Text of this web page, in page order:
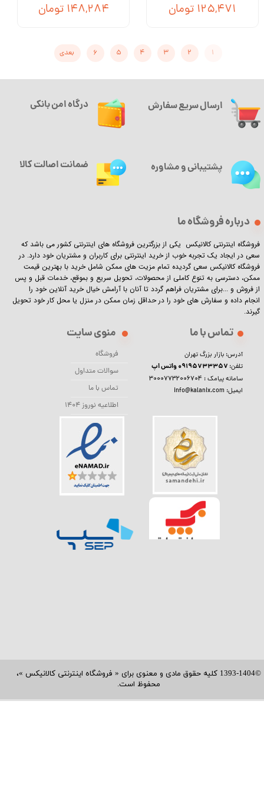
۱۲۵,۴۷۱ تومان ۱۴۸,۲۸۴ تومان
۱ ۲ ۳ ۴ ۵ ۶ بعدی
©1393-1404 کلیه حقوق مادی و معنوی برای « فروشگاه اینترنتی کالانیکس »،
محفوظ است.​​​​​​​
ارسال سریع سفارش
درباره فروشگاه ما
فروشگاه اینترنتی کالانیکس یکی از بزرگترین فروشگاه های اینترنتی کشور می باشد که
سعی در ایجاد یک تجربه خوب از خرید اینترنتی برای کاربران و مشتریان خود دارد. در
فروشگاه کالانیکس سعی گردیده تمام مزیت های ممکن شامل خرید با بهترین قیمت
ممکن، دسترسی به تنوع کاملی از محصولات، تحویل سریع و بموقع، خدمات قبل و پس
از فروش و ...برای مشتریان فراهم گردد تا آنان با آرامش خیال خرید آنلاین خود را
انجام داده و سفارش های خود را در حداقل زمان ممکن در منزل یا محل کار خود تحویل
گیرند.​​​​​​​
منوی سایت
فروشگاه
سوالات متداول
تماس با ما
اطلاعیه نوروز 1404
تماس با ما
آدرس: بازار بزرگ تهران
تلفن:
سامانه پیامک : 30007732006704
ایمیل: info@kalanix.com
درگاه امن بانکی
پشتیبانی و مشاوره ضمانت اصالت کالا